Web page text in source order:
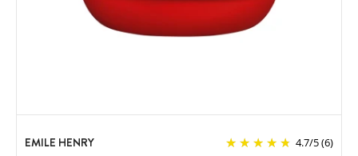
EMILE HENRY 4.7/5(6)